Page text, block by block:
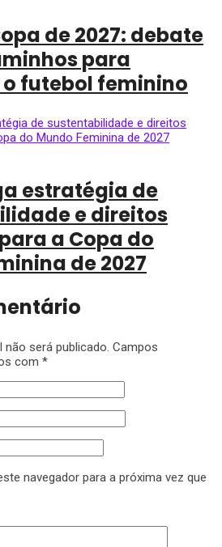
de 2027: debate
para
futebol feminino
estratégia de
e direitos
a Copa do
de 2027
não será publicado. Campos
com *
navegador para a próxima vez que